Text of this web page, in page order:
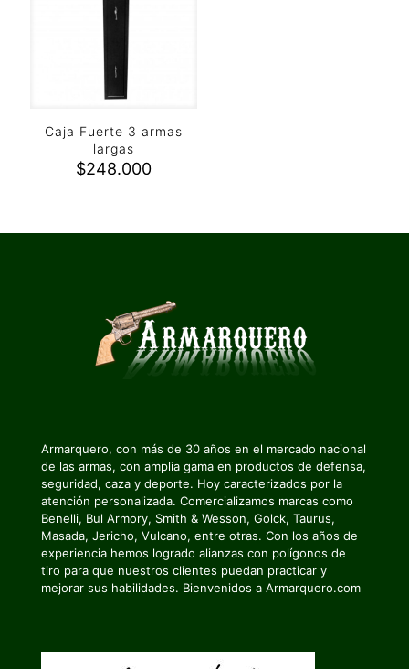
Caja Fuerte 3 armas
largas
$248.000
Armarquero, con más de 30 años en el mercado nacional
de las armas, con amplia gama en productos de defensa,
seguridad, caza y deporte. Hoy caracterizados por la
atención personalizada. Comercializamos marcas como
Benelli, Bul Armory, Smith & Wesson, Golck, Taurus,
Masada, Jericho, Vulcano, entre otras. Con los años de
experiencia hemos logrado alianzas con polígonos de
tiro para que nuestros clientes puedan practicar y
mejorar sus habilidades. Bienvenidos a Armarquero.com